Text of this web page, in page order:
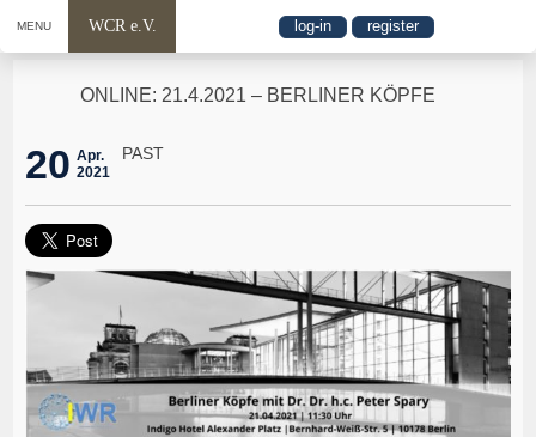
MENU WCR e.V. log-in register
ONLINE: 21.4.2021 – BERLINER KÖPFE
20 Apr.
2021
PAST